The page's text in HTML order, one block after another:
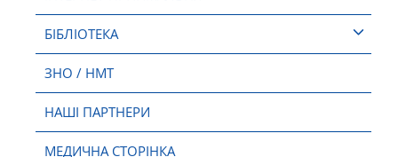
БІБЛІОТЕКА
ЗНО / НМТ
НАШІ ПАРТНЕРИ
МЕДИЧНА СТОРІНКА